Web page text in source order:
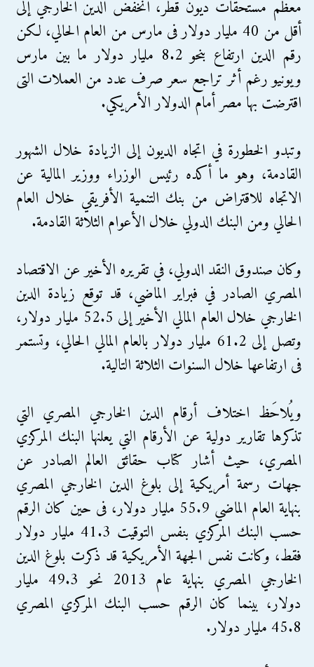
معظم مستحقات ديون قطر، انخفض الدين الخارجي إلى
أقل من 40 مليار دولار فى مارس من العام الحالي، لكن
رقم الدين ارتفاع بنحو 8.2 مليار دولار ما بين مارس
ويونيو رغم أثر تراجع سعر صرف عدد من العملات التى
اقترضت بها مصر أمام الدولار الأمريكي.
وتبدو الخطورة في اتجاه الديون إلى الزيادة خلال الشهور
القادمة، وهو ما أكده رئيس الوزراء ووزير المالية عن
الاتجاه للاقتراض من بنك التنمية الأفريقي خلال العام
الحالي ومن البنك الدولي خلال الأعوام الثلاثة القادمة.
وكان صندوق النقد الدولي، في تقريره الأخير عن الاقتصاد
المصري الصادر في فبراير الماضي، قد توقع زيادة الدين
الخارجي خلال العام المالي الأخير إلى 52.5 مليار دولار،
وتصل إلى 61.2 مليار دولار بالعام المالي الحالي، وتستمر
فى ارتفاعها خلال السنوات الثلاثة التالية.
ويُلاحَظ اختلاف أرقام الدين الخارجي المصري التي
تذكرها تقارير دولية عن الأرقام التي يعلنها البنك المركزي
المصري، حيث أشار كتاب حقائق العالم الصادر عن
جهات رسمة أمريكية إلى بلوغ الدين الخارجي المصري
بنهاية العام الماضي 55.9 مليار دولار، فى حين كان الرقم
حسب البنك المركزي بنفس التوقيت 41.3 مليار دولار
فقط، وكانت نفس الجهة الأمريكية قد ذكرت بلوغ الدين
الخارجي المصري بنهاية عام 2013 نحو 49.3 مليار
دولار، بينما كان الرقم حسب البنك المركزي المصري
45.8 مليار دولار.